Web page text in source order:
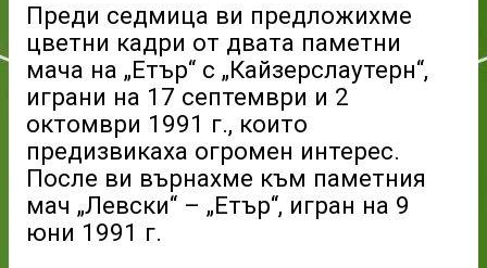
Преди седмица ви предложихме
цветни кадри от двата паметни
мача на „Етър“ с „Кайзерслаутерн“,
играни на 17 септември и 2
октомври 1991 г., които
предизвикаха огромен интерес.
После ви върнахме към паметния
мач „Левски“ – „Етър“, игран на 9
юни 1991 г.